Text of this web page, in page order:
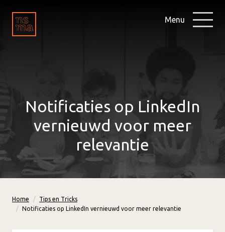
Menu
Notificaties op LinkedIn
vernieuwd voor meer
relevantie
Home
Tips en Tricks
Notificaties op LinkedIn vernieuwd voor meer relevantie